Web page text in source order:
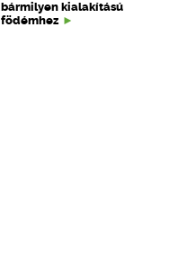
bármilyen kialakítású
födémhez